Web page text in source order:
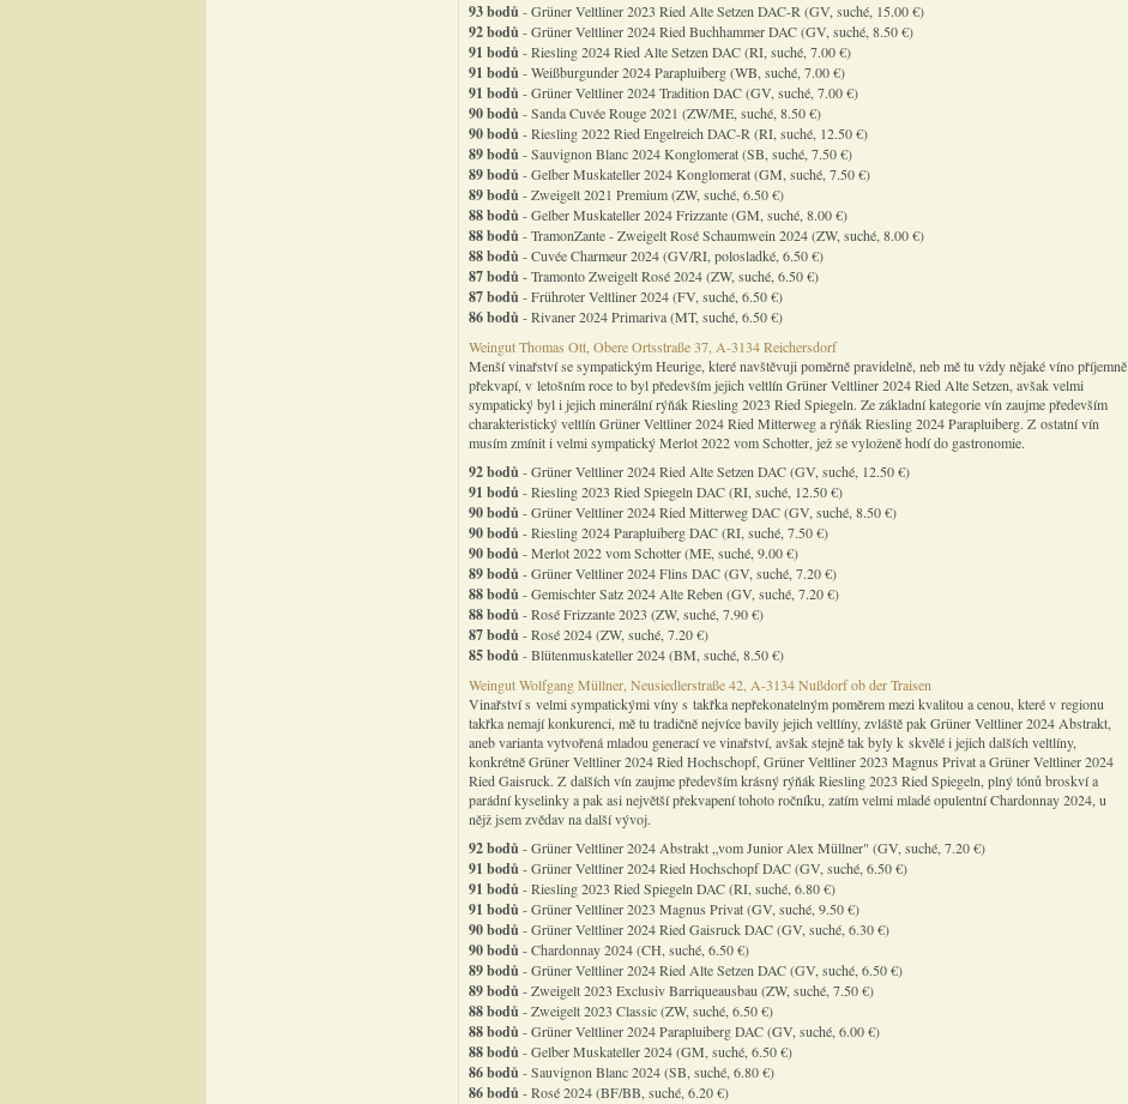
93 bodů- Grüner Veltliner 2023 Ried Alte Setzen DAC-R (GV, suché, 15.00 €)
92 bodů- Grüner Veltliner 2024 Ried Buchhammer DAC (GV, suché, 8.50 €)
91 bodů- Riesling 2024 Ried Alte Setzen DAC (RI, suché, 7.00 €)
91 bodů- Weißburgunder 2024 Parapluiberg (WB, suché, 7.00 €)
91 bodů- Grüner Veltliner 2024 Tradition DAC (GV, suché, 7.00 €)
90 bodů- Sanda Cuvée Rouge 2021 (ZW/ME, suché, 8.50 €)
90 bodů- Riesling 2022 Ried Engelreich DAC-R (RI, suché, 12.50 €)
89 bodů- Sauvignon Blanc 2024 Konglomerat (SB, suché, 7.50 €)
89 bodů- Gelber Muskateller 2024 Konglomerat (GM, suché, 7.50 €)
89 bodů- Zweigelt 2021 Premium (ZW, suché, 6.50 €)
88 bodů- Gelber Muskateller 2024 Frizzante (GM, suché, 8.00 €)
88 bodů- TramonZante - Zweigelt Rosé Schaumwein 2024 (ZW, suché, 8.00 €)
88 bodů- Cuvée Charmeur 2024 (GV/RI, polosladké, 6.50 €)
87 bodů- Tramonto Zweigelt Rosé 2024 (ZW, suché, 6.50 €)
87 bodů- Frühroter Veltliner 2024 (FV, suché, 6.50 €)
86 bodů- Rivaner 2024 Primariva (MT, suché, 6.50 €)
Weingut Thomas Ott, Obere Ortsstraße 37, A-3134 Reichersdorf
Menší vinařství se sympatickým Heurige, které navštěvuji poměrně pravidelně, neb mě tu vždy nějaké víno příjemně
překvapí, v letošním roce to byl především jejich veltlín Grüner Veltliner 2024 Ried Alte Setzen, avšak velmi
sympatický byl i jejich minerální rýňák Riesling 2023 Ried Spiegeln. Ze základní kategorie vín zaujme především
charakteristický veltlín Grüner Veltliner 2024 Ried Mitterweg a rýňák Riesling 2024 Parapluiberg. Z ostatní vín
musím zmínit i velmi sympatický Merlot 2022 vom Schotter, jež se vyloženě hodí do gastronomie.
92 bodů- Grüner Veltliner 2024 Ried Alte Setzen DAC (GV, suché, 12.50 €)
91 bodů- Riesling 2023 Ried Spiegeln DAC (RI, suché, 12.50 €)
90 bodů- Grüner Veltliner 2024 Ried Mitterweg DAC (GV, suché, 8.50 €)
90 bodů- Riesling 2024 Parapluiberg DAC (RI, suché, 7.50 €)
90 bodů- Merlot 2022 vom Schotter (ME, suché, 9.00 €)
89 bodů- Grüner Veltliner 2024 Flins DAC (GV, suché, 7.20 €)
88 bodů- Gemischter Satz 2024 Alte Reben (GV, suché, 7.20 €)
88 bodů- Rosé Frizzante 2023 (ZW, suché, 7.90 €)
87 bodů- Rosé 2024 (ZW, suché, 7.20 €)
85 bodů- Blütenmuskateller 2024 (BM, suché, 8.50 €)
Weingut Wolfgang Müllner, Neusiedlerstraße 42, A-3134 Nußdorf ob der Traisen
Vinařství s velmi sympatickými víny s takřka nepřekonatelným poměrem mezi kvalitou a cenou, které v regionu
takřka nemají konkurenci, mě tu tradičně nejvíce bavily jejich veltlíny, zvláště pak Grüner Veltliner 2024 Abstrakt,
aneb varianta vytvořená mladou generací ve vinařství, avšak stejně tak byly k skvělé i jejich dalších veltlíny,
konkrétně Grüner Veltliner 2024 Ried Hochschopf, Grüner Veltliner 2023 Magnus Privat a Grüner Veltliner 2024
Ried Gaisruck. Z dalších vín zaujme především krásný rýňák Riesling 2023 Ried Spiegeln, plný tónů broskví a
parádní kyselinky a pak asi největší překvapení tohoto ročníku, zatím velmi mladé opulentní Chardonnay 2024, u
nějž jsem zvědav na další vývoj.
92 bodů- Grüner Veltliner 2024 Abstrakt „vom Junior Alex Müllner" (GV, suché, 7.20 €)
91 bodů- Grüner Veltliner 2024 Ried Hochschopf DAC (GV, suché, 6.50 €)
91 bodů- Riesling 2023 Ried Spiegeln DAC (RI, suché, 6.80 €)
91 bodů- Grüner Veltliner 2023 Magnus Privat (GV, suché, 9.50 €)
90 bodů- Grüner Veltliner 2024 Ried Gaisruck DAC (GV, suché, 6.30 €)
90 bodů- Chardonnay 2024 (CH, suché, 6.50 €)
89 bodů- Grüner Veltliner 2024 Ried Alte Setzen DAC (GV, suché, 6.50 €)
89 bodů- Zweigelt 2023 Exclusiv Barriqueausbau (ZW, suché, 7.50 €)
88 bodů- Zweigelt 2023 Classic (ZW, suché, 6.50 €)
88 bodů- Grüner Veltliner 2024 Parapluiberg DAC (GV, suché, 6.00 €)
88 bodů- Gelber Muskateller 2024 (GM, suché, 6.50 €)
86 bodů- Sauvignon Blanc 2024 (SB, suché, 6.80 €)
86 bodů- Rosé 2024 (BF/BB, suché, 6.20 €)